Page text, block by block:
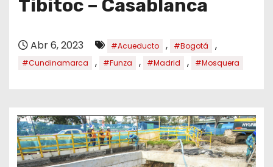
Tibitoc – Casablanca
Abr 6, 2023 #Acueducto , #Bogotá ,
#Cundinamarca , #Funza , #Madrid , #Mosquera